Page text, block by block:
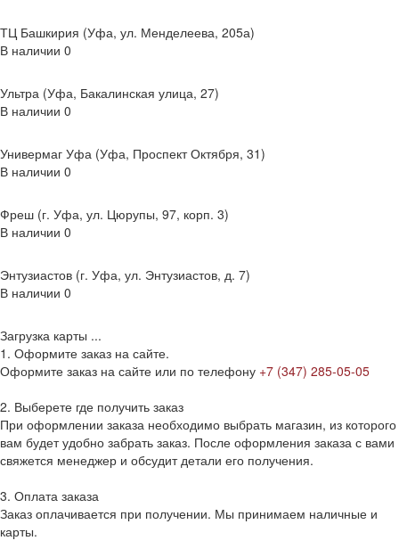
ТЦ Башкирия (Уфа, ул. Менделеева, 205а)
В наличии 0
Ультра (Уфа, Бакалинская улица, 27)
В наличии 0
Универмаг Уфа (Уфа, Проспект Октября, 31)
В наличии 0
Фреш (г‌. Уфа, ул. Цюрупы, 97, корп. 3)
В наличии 0
Энтузиастов (г. Уфа, ул. Энтузиастов, д. 7)
В наличии 0
Загрузка карты ...
1. Оформите заказ на сайте.
Оформите заказ на сайте или по телефону +7 (347) 285-05-05
2. Выберете где получить заказ
При оформлении заказа необходимо выбрать магазин, из которого
вам будет удобно забрать заказ. После оформления заказа с вами
свяжется менеджер и обсудит детали его получения.
3. Оплата заказа
Заказ оплачивается при получении. Мы принимаем наличные и
карты.